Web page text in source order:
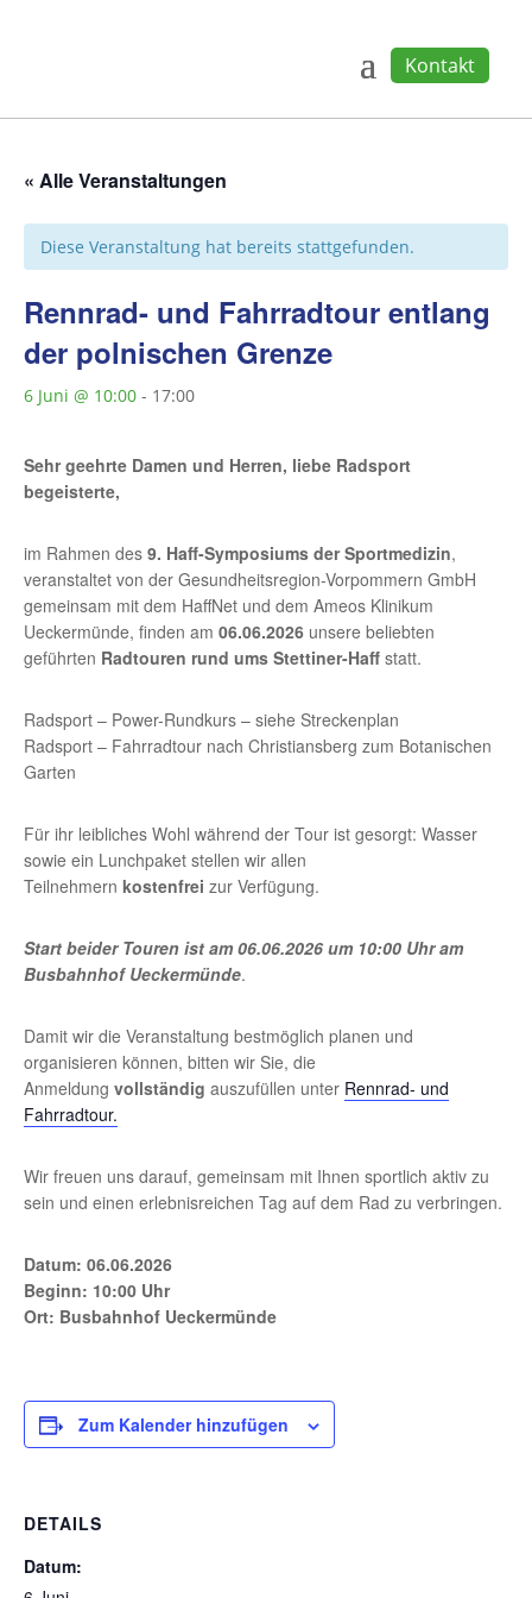
Kontakt
« Alle Veranstaltungen
Diese Veranstaltung hat bereits stattgefunden.
Rennrad- und Fahrradtour entlang
der polnischen Grenze
6 Juni @ 10:00 - 17:00
Sehr geehrte Damen und Herren, liebe Radsport
begeisterte,
im Rahmen des 9. Haff-Symposiums der Sportmedizin,
veranstaltet von der Gesundheitsregion-Vorpommern GmbH
gemeinsam mit dem HaffNet und dem Ameos Klinikum
Ueckermünde, finden am 06.06.2026 unsere beliebten
geführten Radtouren rund ums Stettiner-Haff statt.
Radsport – Power-Rundkurs – siehe Streckenplan
Radsport – Fahrradtour nach Christiansberg zum Botanischen
Garten
Für ihr leibliches Wohl während der Tour ist gesorgt: Wasser
sowie ein Lunchpaket stellen wir allen
Teilnehmern kostenfrei zur Verfügung.
Start beider Touren ist am 06.06.2026 um 10:00 Uhr am
Busbahnhof Ueckermünde.
Damit wir die Veranstaltung bestmöglich planen und
organisieren können, bitten wir Sie, die
Anmeldung vollständig auszufüllen unter Rennrad- und
Fahrradtour.
Wir freuen uns darauf, gemeinsam mit Ihnen sportlich aktiv zu
sein und einen erlebnisreichen Tag auf dem Rad zu verbringen.
Datum: 06.06.2026
Beginn: 10:00 Uhr
Ort: Busbahnhof Ueckermünde
Zum Kalender hinzufügen
DETAILS
Datum: